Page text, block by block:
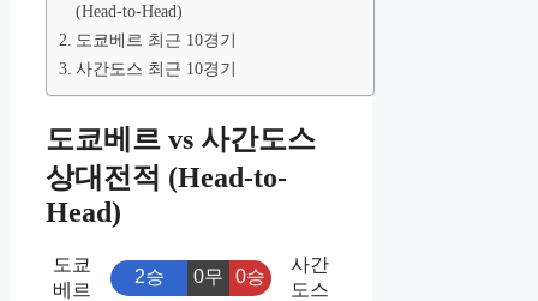
(Head-to-Head)
도쿄베르 최근 10경기
사간도스 최근 10경기
도쿄베르 vs 사간도스
상대전적 (Head-to-
Head)
도쿄
베르
2승 0무 0승
사간
도스